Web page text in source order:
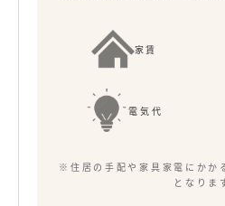
家賃
電気代
※住居の手配や家具家電にかか
となりま